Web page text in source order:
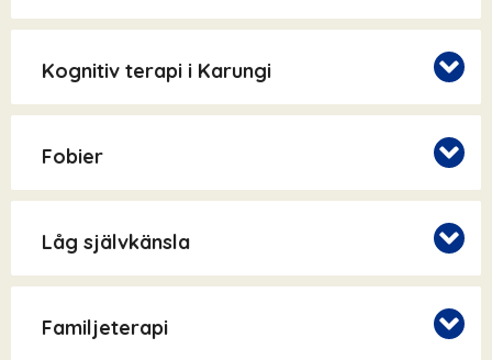
Kognitiv terapi i Karungi
Fobier
Låg självkänsla
Familjeterapi